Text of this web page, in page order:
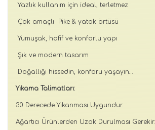
Yazlık kullanım için ideal, terletmez
Çok amaçlı Pike & yatak örtüsü
Yumuşak, hafif ve konforlu yapı
Şık ve modern tasarım
Doğallığı hissedin, konforu yaşayın…
Yıkama Talimatları:
30 Derecede Yıkanması Uygundur.
Ağartıcı Ürünlerden Uzak Durulması Gerekir.